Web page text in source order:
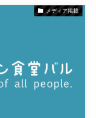
メディア掲載